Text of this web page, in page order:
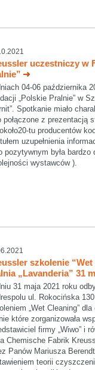
uczestniczy w
04-06 października
„Polskie Pralnie” w
Spotkanie miało
połączone z prezentacją
tu producentów
uzupełnienia
była
wystawców ).
szkolenie
„Lavanderia” 31
31 maja 2021 roku
ul. Rokocińska
„Wet Cleaning”
które zorganizowała
firmy „Wiwo” i
Chemische Fabrik
Panów Mariusza
teorii